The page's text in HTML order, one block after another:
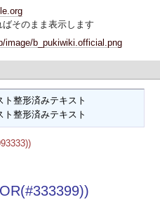
そのまま表示します
整形済みテキスト
整形済みテキスト